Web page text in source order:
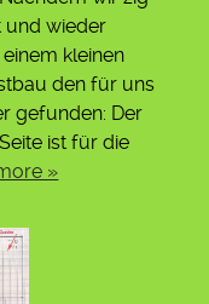
und wieder
kleinen
den für uns
gefunden: Der
ist für die
»